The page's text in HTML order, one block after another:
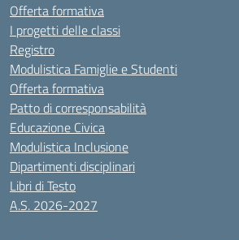
Offerta formativa
I progetti delle classi
Registro
Modulistica Famiglie e Studenti
Offerta formativa
Patto di corresponsabilità
Educazione Civica
Modulistica Inclusione
Dipartimenti disciplinari
Libri di Testo
A.S. 2026-2027